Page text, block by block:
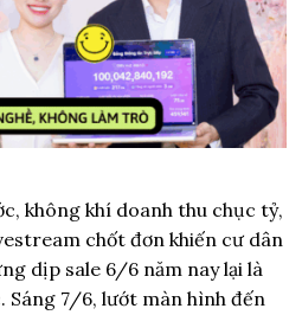
không khí doanh thu chục tỷ,
chốt đơn khiến cư dân
dịp sale 6/6 năm nay lại là
Sáng 7/6, lướt màn hình đến